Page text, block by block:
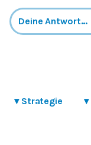
▾ Strategie ▾